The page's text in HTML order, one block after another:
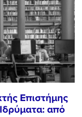
Επιστήμης
από